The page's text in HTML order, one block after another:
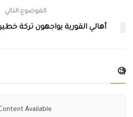
الموضوع التالي
أهالي القورية يواجهون تركة
🧐
Available